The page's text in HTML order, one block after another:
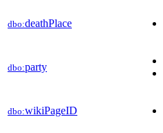
dbo:deathPlace
dbo:party
dbo:wikiPageID